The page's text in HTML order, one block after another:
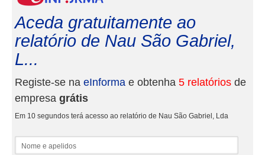
Aceda gratuitamente ao
relatório de Nau São Gabriel,
L...
Registe-se na eInforma e obtenha 5 relatórios de
empresa grátis
Em 10 segundos terá acesso ao relatório de Nau São Gabriel, Lda